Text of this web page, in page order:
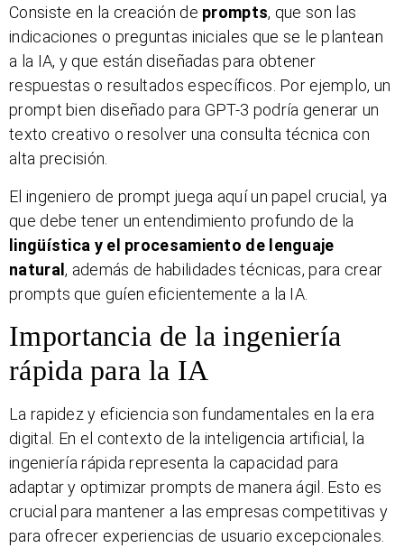
Consiste en la creación de prompts, que son las
indicaciones o preguntas iniciales que se le plantean
a la IA, y que están diseñadas para obtener
respuestas o resultados específicos. Por ejemplo, un
prompt bien diseñado para GPT-3 podría generar un
texto creativo o resolver una consulta técnica con
alta precisión.
El ingeniero de prompt juega aquí un papel crucial, ya
que debe tener un entendimiento profundo de la
lingüística y el procesamiento de lenguaje
natural, además de habilidades técnicas, para crear
prompts que guíen eficientemente a la IA.
Importancia de la ingeniería
rápida para la IA
La rapidez y eficiencia son fundamentales en la era
digital. En el contexto de la inteligencia artificial, la
ingeniería rápida representa la capacidad para
adaptar y optimizar prompts de manera ágil. Esto es
crucial para mantener a las empresas competitivas y
para ofrecer experiencias de usuario excepcionales.